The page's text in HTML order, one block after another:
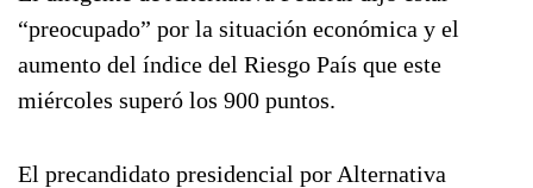
“preocupado” por la situación económica y el
aumento del índice del Riesgo País que este
miércoles superó los 900 puntos.
El precandidato presidencial por Alternativa